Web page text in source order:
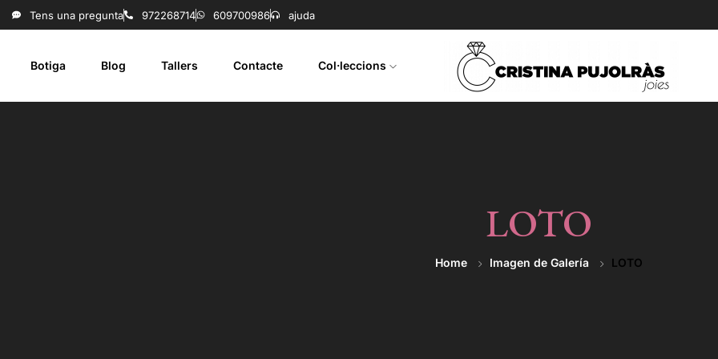
Tens una pregunta 972268714 609700986 ajuda
Botiga Blog Tallers Contacte Col·leccions
LOTO
Home Imagen de Galería LOTO